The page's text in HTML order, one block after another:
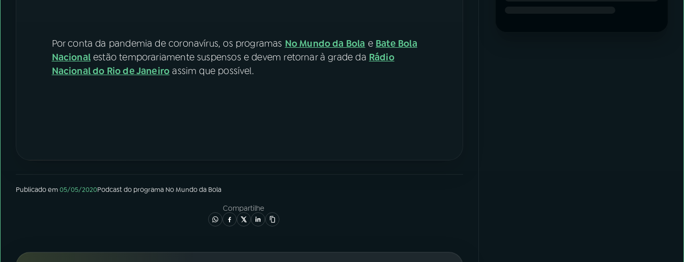
Por conta da pandemia de coronavírus, os programas No Mundo da Bola e Bate Bola
Nacionalestão temporariamente suspensos e devem retornar à grade da Rádio
Nacional do Rio de Janeiro assim que possível.
Publicado em05/05/2020Podcastdo programa No Mundo da Bola
Compartilhe